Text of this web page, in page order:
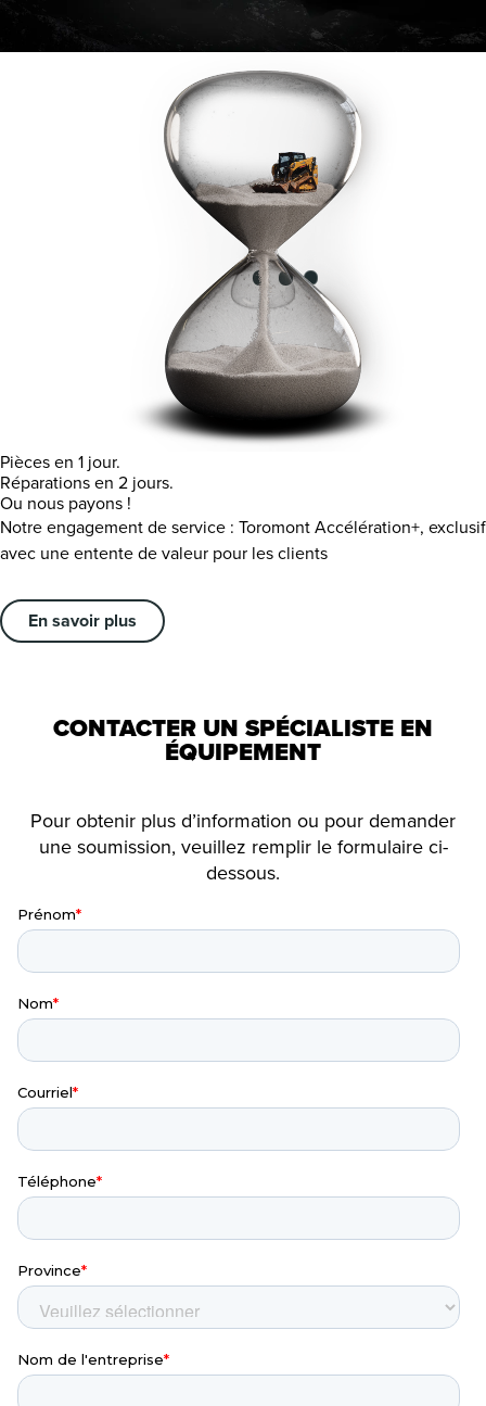
Pièces en 1 jour.
Réparations en 2 jours.
Ou nous payons !
Notre engagement de service : Toromont Accélération+, exclusif
avec une entente de valeur pour les clients
En savoir plus
CONTACTER UN SPÉCIALISTE EN
ÉQUIPEMENT
Pour obtenir plus d’information ou pour demander
une soumission, veuillez remplir le formulaire ci-
dessous.